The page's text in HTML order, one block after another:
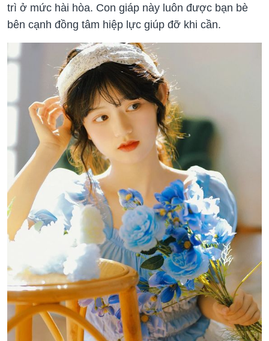
trì ở mức hài hòa. Con giáp này luôn được bạn bè
bên cạnh đồng tâm hiệp lực giúp đỡ khi cần.